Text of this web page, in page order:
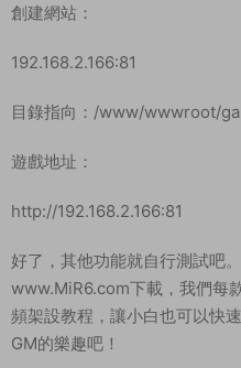
創建網站：
192.168.2.166:81
目錄指向：/www/wwwroot/
遊戲地址：
http://192.168.2.166:81
好了，其他功能就自行測試吧
www.MiR6.com下載，我們每
頻架設教程，讓小白也可以快
GM的樂趣吧！